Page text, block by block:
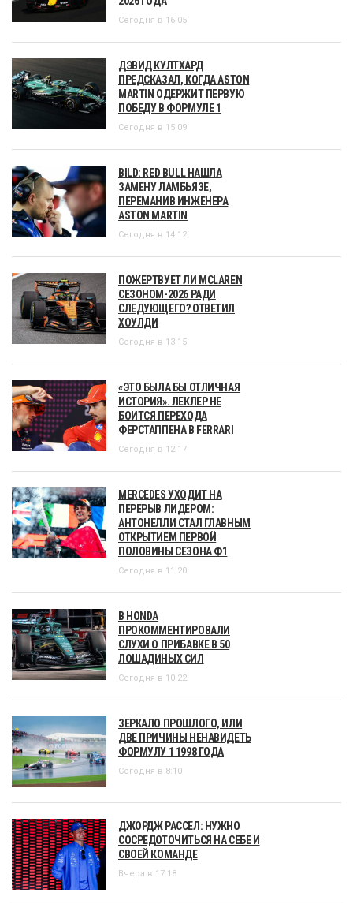
Сегодня в 16:05
ДЭВИД КУЛТХАРД
ПРЕДСКАЗАЛ, КОГДА ASTON
MARTIN ОДЕРЖИТ ПЕРВУЮ
ПОБЕДУ В ФОРМУЛЕ 1
Сегодня в 15:09
BILD: RED BULL НАШЛА
ЗАМЕНУ ЛАМБЬЯЗЕ,
ПЕРЕМАНИВ ИНЖЕНЕРА
ASTON MARTIN
Сегодня в 14:12
ПОЖЕРТВУЕТ ЛИ MCLAREN
СЕЗОНОМ-2026 РАДИ
СЛЕДУЮЩЕГО? ОТВЕТИЛ
ХОУЛДИ
Сегодня в 13:15
«ЭТО БЫЛА БЫ ОТЛИЧНАЯ
ИСТОРИЯ». ЛЕКЛЕР НЕ
БОИТСЯ ПЕРЕХОДА
ФЕРСТАППЕНА В FERRARI
Сегодня в 12:17
MERCEDES УХОДИТ НА
ПЕРЕРЫВ ЛИДЕРОМ:
АНТОНЕЛЛИ СТАЛ ГЛАВНЫМ
ОТКРЫТИЕМ ПЕРВОЙ
ПОЛОВИНЫ СЕЗОНА Ф1
Сегодня в 11:20
В HONDA
ПРОКОММЕНТИРОВАЛИ
СЛУХИ О ПРИБАВКЕ В 50
ЛОШАДИНЫХ СИЛ
Сегодня в 10:22
ЗЕРКАЛО ПРОШЛОГО, ИЛИ
ДВЕ ПРИЧИНЫ НЕНАВИДЕТЬ
ФОРМУЛУ 1 1998 ГОДА
Сегодня в 8:10
ДЖОРДЖ РАССЕЛ: НУЖНО
СОСРЕДОТОЧИТЬСЯ НА СЕБЕ И
СВОЕЙ КОМАНДЕ
Вчера в 17:18